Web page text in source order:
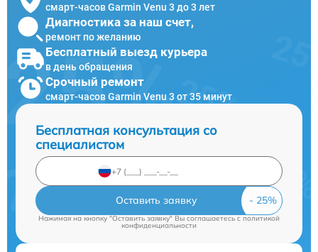
смарт-часов Garmin Venu 3 до 3 лет
Диагностика за наш счет,
ремонт по желанию
Бесплатный выезд курьера
в день обращения
Срочный ремонт
смарт-часов Garmin Venu 3 от 35 минут
Бесплатная консультация со
специалистом
Оставить заявку
Нажимая на кнопку "Оставить заявку" Вы соглашаетесь cполитикой
конфиденциальности